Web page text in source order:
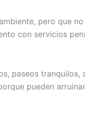
pero que
con servicios
paseos
pueden